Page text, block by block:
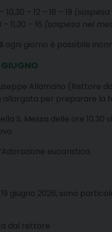
– 12 – 18 – 19
11,30 – 16 (sospesa nei
ogni giorno è possibile
Allamano (Rettore
per preparare la
S. Messa delle ore
eucaristica.
19 giugno 2026, sono
dal rettore